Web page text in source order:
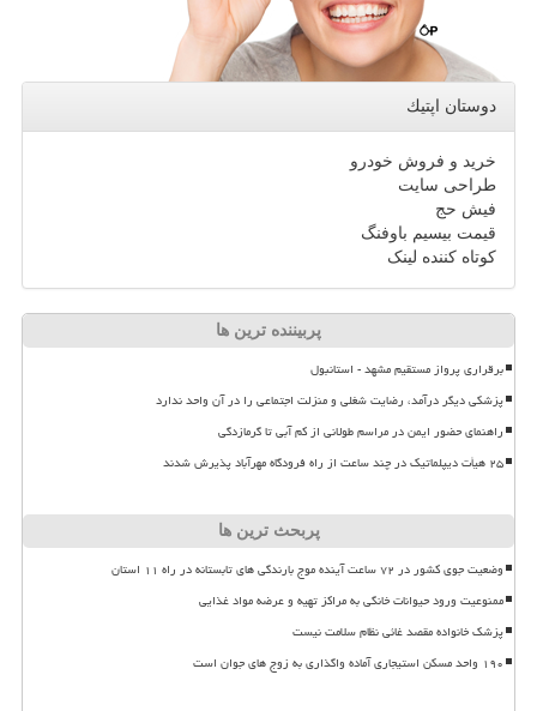
دوستان اپتیك
خرید و فروش خودرو
طراحی سایت
فیش حج
قیمت بیسیم باوفنگ
کوتاه کننده لینک
پربیننده ترین ها
برقراری پرواز مستقیم مشهد - استانبول
پزشکی دیگر درآمد، رضایت شغلی و منزلت اجتماعی را در آن واحد ندارد
راهنمای حضور ایمن در مراسم طولانی از کم آبی تا گرمازدگی
۲۵ هیأت دیپلماتیک در چند ساعت از راه فرودگاه مهرآباد پذیرش شدند
پربحث ترین ها
وضعیت جوی کشور در ۷۲ ساعت آینده موج بارندگی های تابستانه در راه ۱۱ استان
ممنوعیت ورود حیوانات خانگی به مراکز تهیه و عرضه مواد غذایی
پزشک خانواده مقصد غائی نظام سلامت نیست
۱۹۰ واحد مسکن استیجاری آماده واگذاری به زوج های جوان است